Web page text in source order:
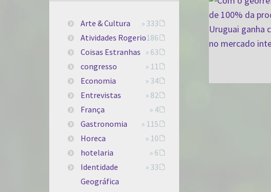
Arte & Cultura
» 333
Atividades Rogerio» 186
Coisas Estranhas » 63
congresso
» 11
Economia
» 34
Entrevistas
» 82
França
» 4
Gastronomia
» 115
Horeca
» 10
hotelaria
» 6
Identidade
Geográfica
» 33